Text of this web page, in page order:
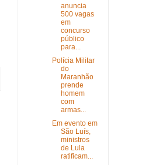
anuncia
500 vagas
em
concurso
público
para...
Polícia Militar
do
Maranhão
prende
homem
com
armas...
Em evento em
São Luís,
ministros
de Lula
ratificam...